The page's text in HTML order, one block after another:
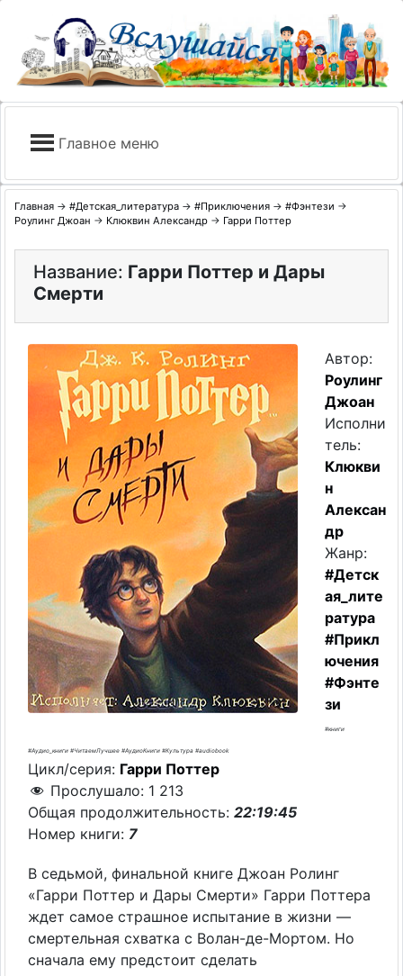
content
Главное меню
Главная → #Детская_литература → #Приключения → #Фэнтези →
Роулинг Джоан → Клюквин Александр → Гарри Поттер
Название: Гарри Поттер и Дары
Смерти
Автор:
Роулинг
Джоан
Исполни
тель:
Клюкви
н
Алексан
др
Жанр:
#Детск
ая_лите
ратура
#Прикл
ючения
#Фэнте
зи
#книги
#Аудио_книги #ЧитаемЛучшее #АудиоКниги #Культура #audiobook
Цикл/серия: Гарри Поттер
Прослушало: 1 213
Общая продолжительность: 22:19:45
Номер книги: 7
В седьмой, финальной книге Джоан Ролинг
«Гарри Поттер и Дары Смерти» Гарри Поттера
ждет самое страшное испытание в жизни —
смертельная схватка с Волан-де-Мортом. Но
сначала ему предстоит сделать